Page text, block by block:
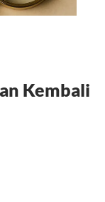
Kembali